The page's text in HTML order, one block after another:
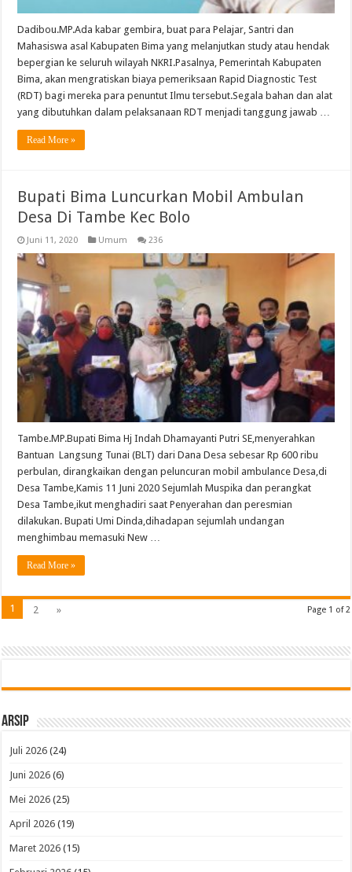
Dadibou.MP.Ada kabar gembira, buat para Pelajar, Santri dan
Mahasiswa asal Kabupaten Bima yang melanjutkan study atau hendak
bepergian ke seluruh wilayah NKRI.Pasalnya, Pemerintah Kabupaten
Bima, akan mengratiskan biaya pemeriksaan Rapid Diagnostic Test
(RDT) bagi mereka para penuntut Ilmu tersebut.Segala bahan dan alat
yang dibutuhkan dalam pelaksanaan RDT menjadi tanggung jawab …
Read More »
Bupati Bima Luncurkan Mobil Ambulan
Desa Di Tambe Kec Bolo
Juni 11, 2020 Umum 236
Tambe.MP.Bupati Bima Hj Indah Dhamayanti Putri SE,menyerahkan
Bantuan Langsung Tunai (BLT) dari Dana Desa sebesar Rp 600 ribu
perbulan, dirangkaikan dengan peluncuran mobil ambulance Desa,di
Desa Tambe,Kamis 11 Juni 2020 Sejumlah Muspika dan perangkat
Desa Tambe,ikut menghadiri saat Penyerahan dan peresmian
dilakukan. Bupati Umi Dinda,dihadapan sejumlah undangan
menghimbau memasuki New …
Read More »
Page 1 of 2
1 2 »
Arsip
Juli 2026 (24)
Juni 2026 (6)
Mei 2026 (25)
April 2026 (19)
Maret 2026 (15)